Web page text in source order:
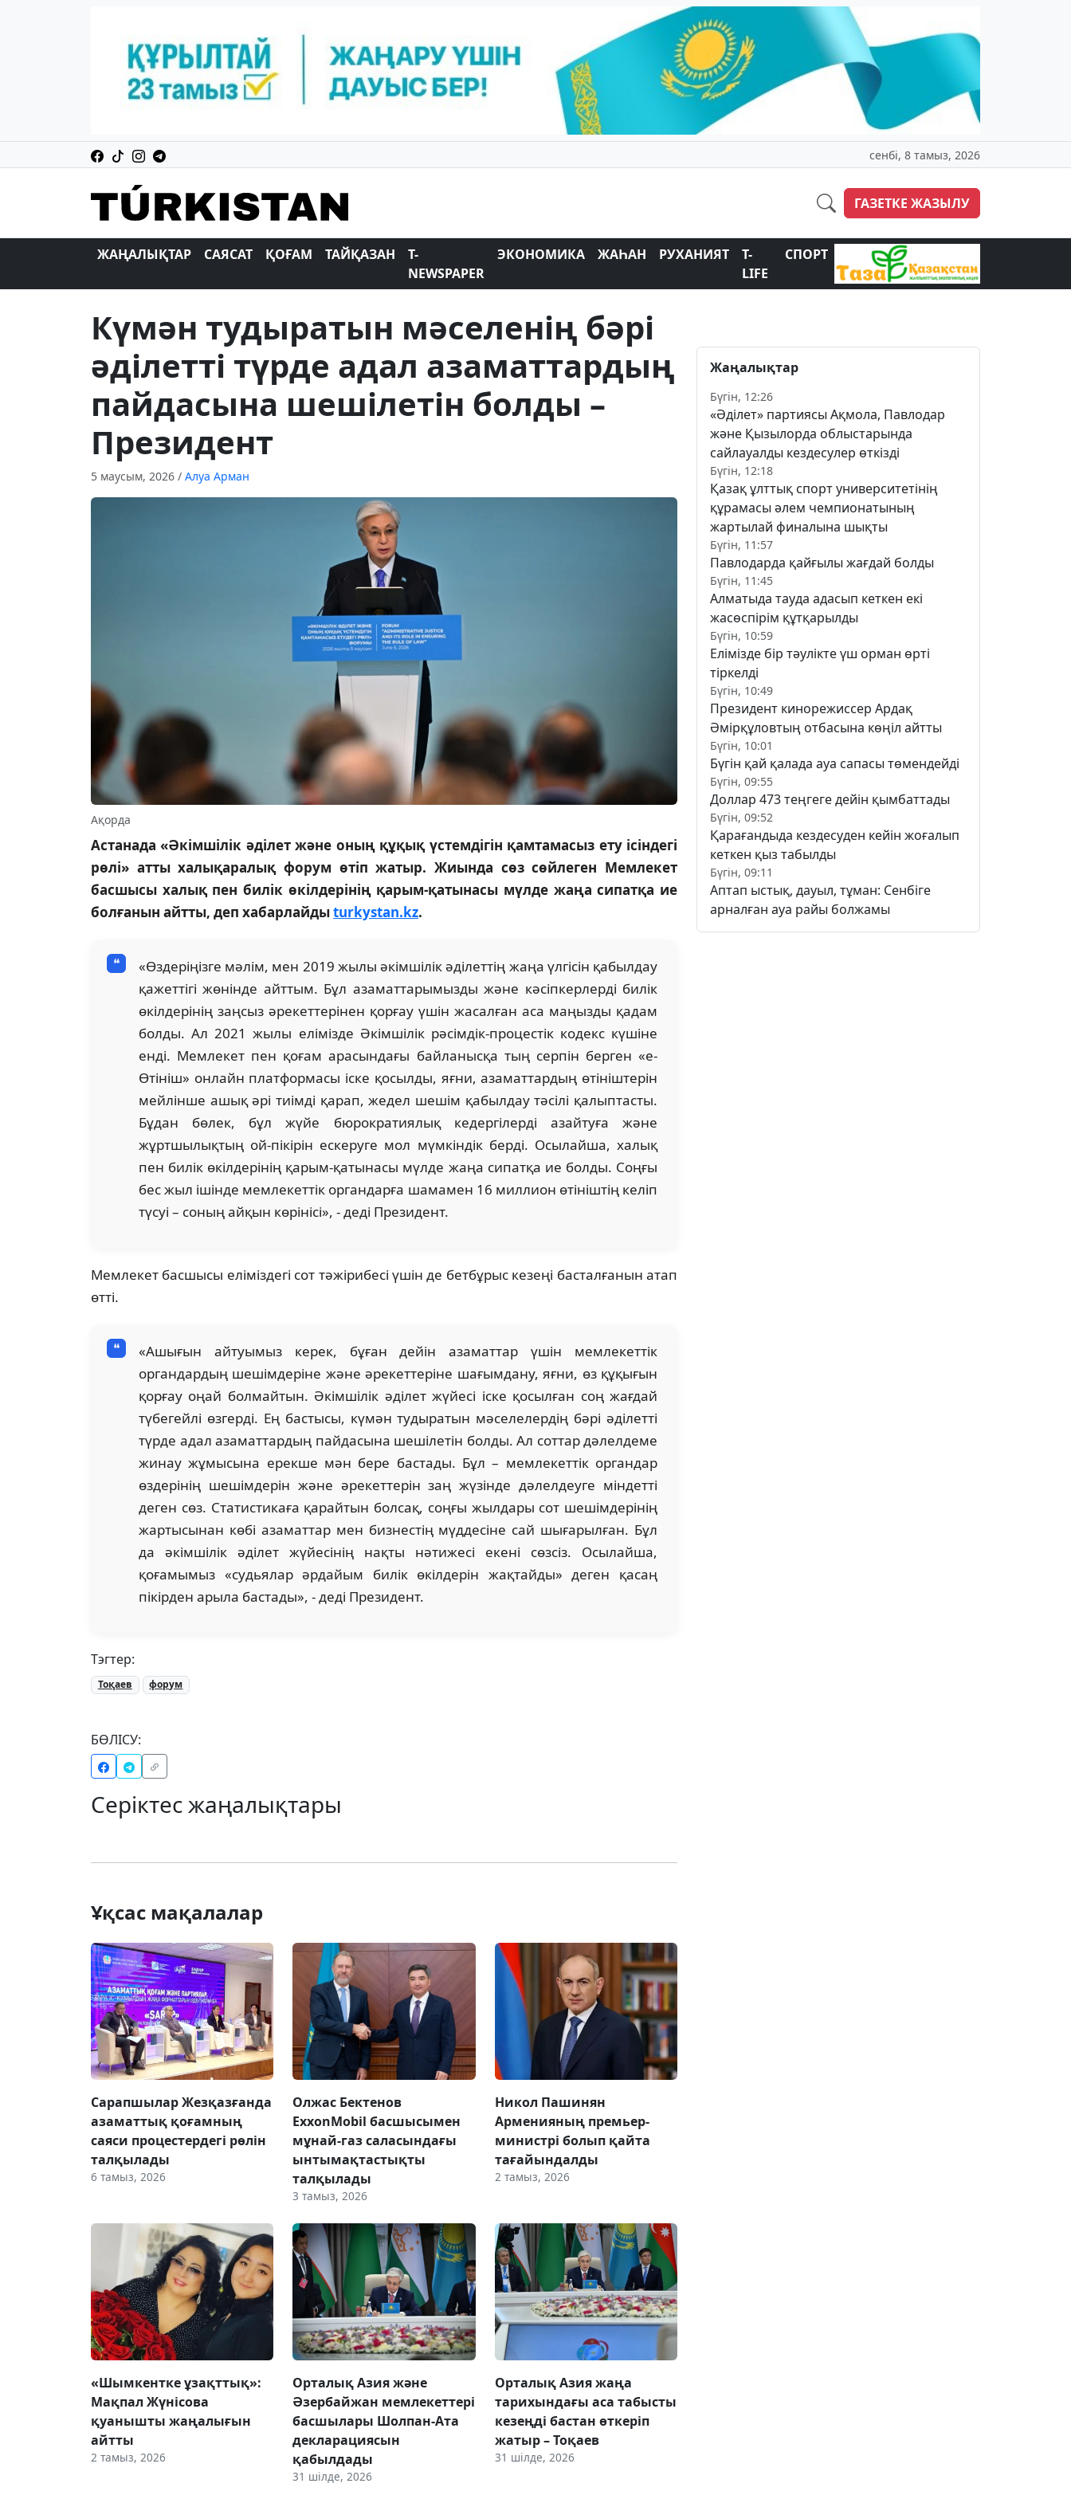
сенбі, 8 тамыз, 2026
ГАЗЕТКЕ ЖАЗЫЛУ
ЖАҢАЛЫҚТАР САЯСАТ ҚОҒАМ ТАЙҚАЗАН
T-
NEWSPAPER
ЭКОНОМИКА ЖАҺАН РУХАНИЯТ
T-
LIFE
СПОРТ
Күмән тудыратын мәселенің бәрі
әділетті түрде адал азаматтардың
пайдасына шешілетін болды –
Президент
5 маусым, 2026 / Алуа Арман
Ақорда
Астанада «Әкімшілік әділет және оның құқық үстемдігін қамтамасыз ету ісіндегі
рөлі» атты халықаралық форум өтіп жатыр. Жиында сөз сөйлеген Мемлекет
басшысы халық пен билік өкілдерінің қарым-қатынасы мүлде жаңа сипатқа ие
болғанын айтты, деп хабарлайдыturkystan.kz.
«Өздеріңізге мәлім, мен 2019 жылы әкімшілік әділеттің жаңа үлгісін қабылдау
қажеттігі жөнінде айттым. Бұл азаматтарымызды және кәсіпкерлерді билік
өкілдерінің заңсыз әрекеттерінен қорғау үшін жасалған аса маңызды қадам
болды. Ал 2021 жылы елімізде Әкімшілік рәсімдік-процестік кодекс күшіне
енді. Мемлекет пен қоғам арасындағы байланысқа тың серпін берген «е-
Өтініш» онлайн платформасы іске қосылды, яғни, азаматтардың өтініштерін
мейлінше ашық әрі тиімді қарап, жедел шешім қабылдау тәсілі қалыптасты.
Бұдан бөлек, бұл жүйе бюрократиялық кедергілерді азайтуға және
жұртшылықтың ой-пікірін ескеруге мол мүмкіндік берді. Осылайша, халық
пен билік өкілдерінің қарым-қатынасы мүлде жаңа сипатқа ие болды. Соңғы
бес жыл ішінде мемлекеттік органдарға шамамен 16 миллион өтініштің келіп
түсуі – соның айқын көрінісі», - деді Президент.
Мемлекет басшысы еліміздегі сот тәжірибесі үшін де бетбұрыс кезеңі басталғанын атап
өтті.
«Ашығын айтуымыз керек, бұған дейін азаматтар үшін мемлекеттік
органдардың шешімдеріне және әрекеттеріне шағымдану, яғни, өз құқығын
қорғау оңай болмайтын. Әкімшілік әділет жүйесі іске қосылған соң жағдай
түбегейлі өзгерді. Ең бастысы, күмән тудыратын мәселелердің бәрі әділетті
түрде адал азаматтардың пайдасына шешілетін болды. Ал соттар дәлелдеме
жинау жұмысына ерекше мән бере бастады. Бұл – мемлекеттік органдар
өздерінің шешімдерін және әрекеттерін заң жүзінде дәлелдеуге міндетті
деген сөз. Статистикаға қарайтын болсақ, соңғы жылдары сот шешімдерінің
жартысынан көбі азаматтар мен бизнестің мүддесіне сай шығарылған. Бұл
да әкімшілік әділет жүйесінің нақты нәтижесі екені сөзсіз. Осылайша,
қоғамымыз «судьялар әрдайым билік өкілдерін жақтайды» деген қасаң
пікірден арыла бастады», - деді Президент.
Тэгтер:
Тоқаев форум
БӨЛІСУ:
Серіктес жаңалықтары
Ұқсас мақалалар
Сарапшылар Жезқазғанда
азаматтық қоғамның
саяси процестердегі рөлін
талқылады
6 тамыз, 2026
Олжас Бектенов
ExxonMobil басшысымен
мұнай-газ саласындағы
ынтымақтастықты
талқылады
3 тамыз, 2026
Никол Пашинян
Арменияның премьер-
министрі болып қайта
тағайындалды
2 тамыз, 2026
«Шымкентке ұзақттық»:
Мақпал Жүнісова
қуанышты жаңалығын
айтты
2 тамыз, 2026
Орталық Азия және
Әзербайжан мемлекеттері
басшылары Шолпан-Ата
декларациясын
қабылдады
31 шілде, 2026
Орталық Азия жаңа
тарихындағы аса табысты
кезеңді бастан өткеріп
жатыр – Тоқаев
31 шілде, 2026
Жаңалықтар
Бүгін, 12:26
«Әділет» партиясы Ақмола, Павлодар
және Қызылорда облыстарында
сайлауалды кездесулер өткізді
Бүгін, 12:18
Қазақ ұлттық спорт университетінің
құрамасы әлем чемпионатының
жартылай финалына шықты
Бүгін, 11:57
Павлодарда қайғылы жағдай болды
Бүгін, 11:45
Алматыда тауда адасып кеткен екі
жасөспірім құтқарылды
Бүгін, 10:59
Елімізде бір тәулікте үш орман өрті
тіркелді
Бүгін, 10:49
Президент кинорежиссер Ардақ
Әмірқұловтың отбасына көңіл айтты
Бүгін, 10:01
Бүгін қай қалада ауа сапасы төмендейді
Бүгін, 09:55
Доллар 473 теңгеге дейін қымбаттады
Бүгін, 09:52
Қарағандыда кездесуден кейін жоғалып
кеткен қыз табылды
Бүгін, 09:11
Аптап ыстық, дауыл, тұман: Сенбіге
арналған ауа райы болжамы